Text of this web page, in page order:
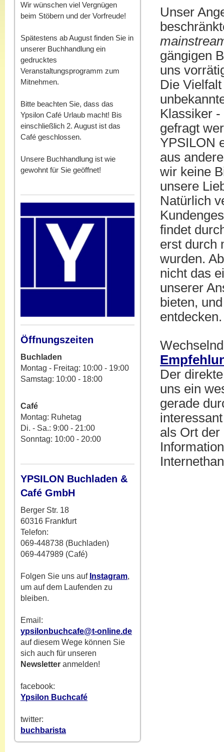
Wir wünschen viel Vergnügen
beim Stöbern und der Vorfreude!
Spätestens ab August finden Sie in
unserer Buchhandlung ein
gedrucktes
Veranstaltungsprogramm zum
Mitnehmen.
Bitte beachten Sie, dass das
Ypsilon Café Urlaub macht! Bis
einschließlich 2. August ist das
Café geschlossen.
Unsere Buchhandlung ist wie
gewohnt für Sie geöffnet!
Öffnungszeiten
Buchladen
Montag - Freitag: 10:00 - 19:00
Samstag: 10:00 - 18:00
Café
Montag: Ruhetag
Di. - Sa.: 9:00 - 21:00
Sonntag: 10:00 - 20:00
YPSILON Buchladen &
Café GmbH
Berger Str. 18
60316 Frankfurt
Telefon:
069-448738 (Buchladen)
069-447989 (Café)
Folgen Sie uns auf Instagram,
um auf dem Laufenden zu
bleiben.
Email:
ypsilonbuchcafe@t-online.de
auf diesem Wege können Sie
sich auch für unseren
Newsletter anmelden!
facebook:
Ypsilon Buchcafé
twitter:
buchbarista
Unser
gängigen
uns
Die
Klassiker
gefragt
YPSILON
aus
wir keine
unsere
Natürlich
findet
erst durch
wurden.
nicht das
unserer
bieten,
entdecken.
Der
uns ein
gerade
als Ort der